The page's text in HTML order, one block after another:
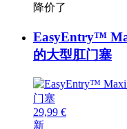
降价了
EasyEntry™
的大型肛门塞
29,99 €
新